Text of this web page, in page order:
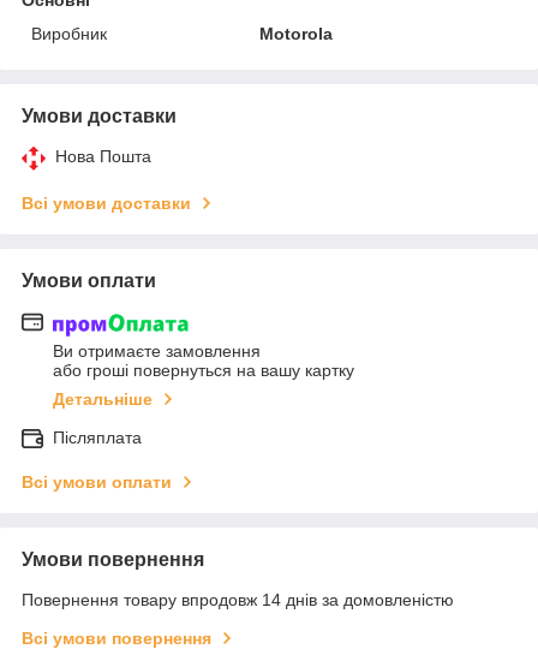
Виробник
Motorola
Умови доставки
Нова Пошта
Всі умови доставки
Умови оплати
Ви отримаєте замовлення
або гроші повернуться на вашу картку
Детальніше
Післяплата
Всі умови оплати
Умови повернення
Повернення товару впродовж 14 днів за домовленістю
Всі умови повернення